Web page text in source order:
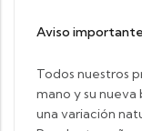
Aviso importante
Todos nuestros
mano y su
una variación